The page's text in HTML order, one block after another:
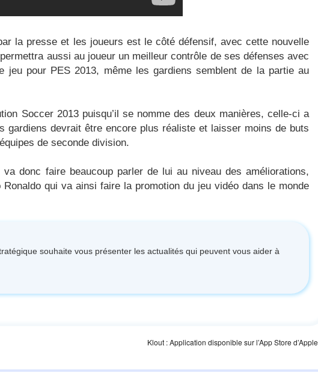
la presse et les joueurs est le côté défensif, avec cette nouvelle
aussi au joueur un meilleur contrôle de ses défenses avec
jeu pour PES 2013, même les gardiens semblent de la partie au
Soccer 2013 puisqu’il se nomme des deux manières, celle-ci a
gardiens devrait être encore plus réaliste et laisser moins de buts
de seconde division.
donc faire beaucoup parler de lui au niveau des améliorations,
qui va ainsi faire la promotion du jeu vidéo dans le monde
souhaite vous présenter les actualités qui peuvent vous aider à
Klout : Application disponible sur l’App Store d’Apple